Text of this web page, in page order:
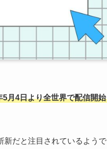
月4日より全世界で配信開始
新だと注目されているようで